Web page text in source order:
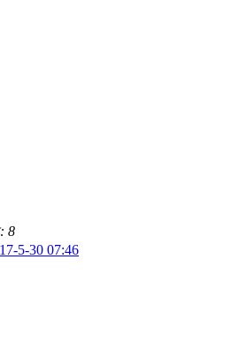
8
5-30 07:46